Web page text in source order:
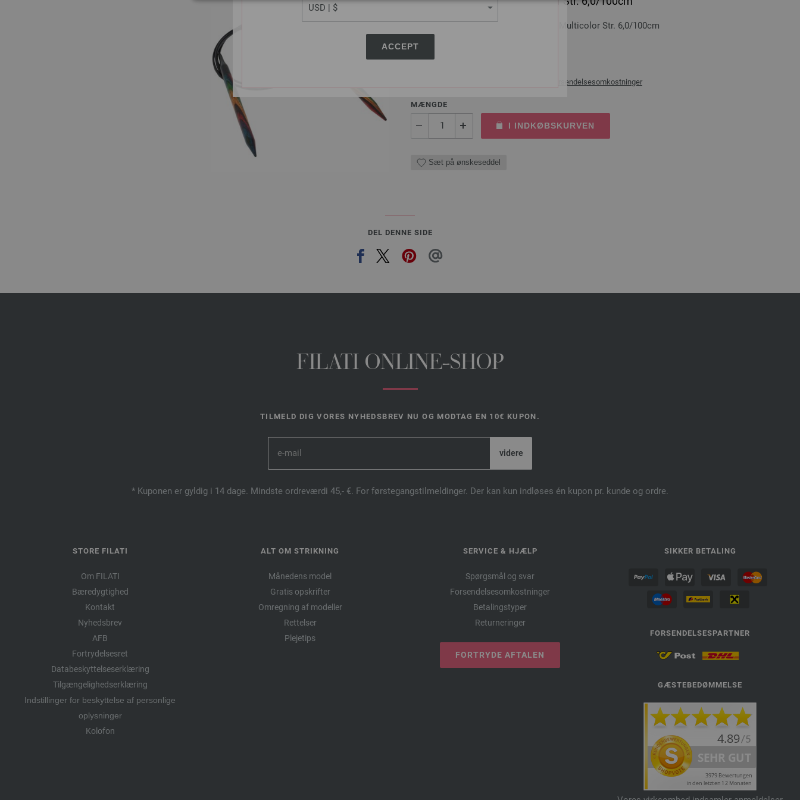
ACCEPT
LANA GROSSA Rundpind Design Træ Multicolor Str. 6,0/100cm
tykkelse 6,0 mm; længde ca. 100 cm
forsendelsesomkostninger
MÆNGDE
I INDKØBSKURVEN
Sæt på ønskeseddel
DEL DENNE SIDE
FILATI ONLINE-SHOP
TILMELD DIG VORES NYHEDSBREV NU OG MODTAG EN 10€ KUPON.
* Kuponen er gyldig i 14 dage. Mindste ordreværdi 45,- €. For førstegangstilmeldinger. Der kan kun indløses én kupon pr. kunde og ordre.
STORE FILATI
Om FILATI
Bæredygtighed
Kontakt
Nyhedsbrev
AFB
Fortrydelsesret
Databeskyttelseserklæring
Tilgængelighedserklæring
Indstillinger for beskyttelse af personlige
oplysninger
Kolofon
ALT OM STRIKNING
Månedens model
Gratis opskrifter
Omregning af modeller
Rettelser
Plejetips
SERVICE & HJÆLP
Spørgsmål og svar
Forsendelsesomkostninger
Betalingstyper
Returneringer
FORTRYDE AFTALEN
SIKKER BETALING
FORSENDELSESPARTNER
GÆSTEBEDØMMELSE